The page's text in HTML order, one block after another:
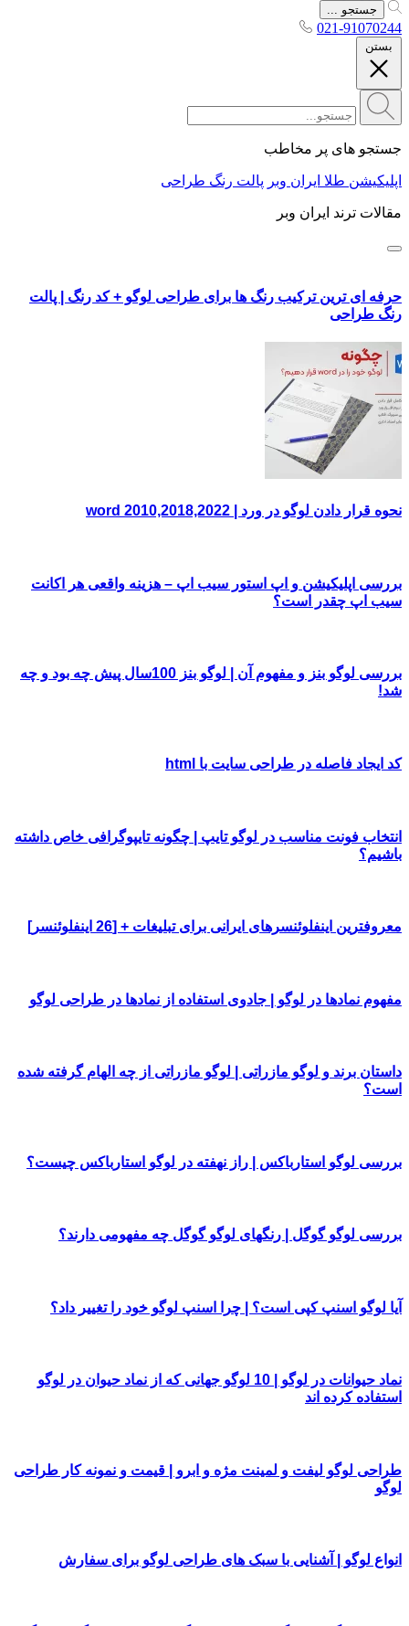
جستجو ...
021-91070244
بستن
جستجو های پر مخاطب
اپلیکیشن طلا ایران وبر پالت رنگ طراحی
مقالات ترند ایران وبر
حرفه ای ترین ترکیب رنگ ها برای طراحی لوگو + کد رنگ | پالت
رنگ طراحی
نحوه قرار دادن لوگو در ورد | word 2010,2018,2022
بررسی اپلیکیشن و اپ استور سیب اپ – هزینه واقعی هر اکانت
سیب اپ چقدر است؟
بررسی لوگو بنز و مفهوم آن | لوگو بنز 100سال پیش چه بود و چه
شد!
کد ایجاد فاصله در طراحی سایت با html
انتخاب فونت مناسب در لوگو تایپ | چگونه تایپوگرافی خاص داشته
باشیم؟
معروفترین اینفلوئنسرهای ایرانی برای تبلیغات + [26 اینفلوئنسر]
مفهوم نمادها در لوگو | جادوی استفاده از نمادها در طراحی لوگو
داستان برند و لوگو مازراتی | لوگو مازراتی از چه الهام گرفته شده
است؟
بررسی لوگو استارباکس | راز نهفته در لوگو استارباکس چیست؟
بررسی لوگو گوگل | رنگهای لوگو گوگل چه مفهومی دارند؟
آیا لوگو اسنپ کپی است؟ | چرا اسنپ لوگو خود را تغییر داد؟
نماد حیوانات در لوگو | 10 لوگو جهانی که از نماد حیوان در لوگو
استفاده کرده اند
طراحی لوگو لیفت و لمینت مژه و ابرو | قیمت و نمونه کار طراحی
لوگو
انواع لوگو | آشنایی با سبک های طراحی لوگو برای سفارش